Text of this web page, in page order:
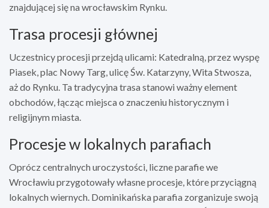
znajdującej się na wrocławskim Rynku.
Trasa procesji głównej
Uczestnicy procesji przejdą ulicami: Katedralną, przez wyspę
Piasek, plac Nowy Targ, ulicę Św. Katarzyny, Wita Stwosza,
aż do Rynku. Ta tradycyjna trasa stanowi ważny element
obchodów, łącząc miejsca o znaczeniu historycznym i
religijnym miasta.
Procesje w lokalnych parafiach
Oprócz centralnych uroczystości, liczne parafie we
Wrocławiu przygotowały własne procesje, które przyciągną
lokalnych wiernych. Dominikańska parafia zorganizuje swoją